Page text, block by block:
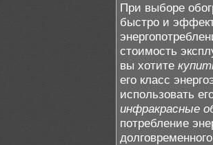
При выборе
быстро и
стоимость
вы хотите
его класс
использовать
инфракрасные
потребление